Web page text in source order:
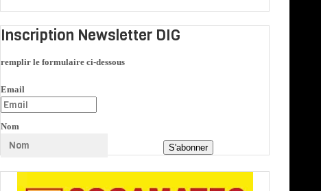
Inscription Newsletter DIG
remplir le formulaire ci-dessous
Email
Nom
S'abonner